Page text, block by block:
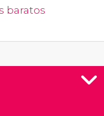
baratos